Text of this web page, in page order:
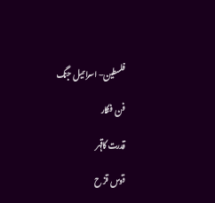
فلسطین- اسرائیل جنگ
فن فنکار
قدرت کاقہر
قوس قزح